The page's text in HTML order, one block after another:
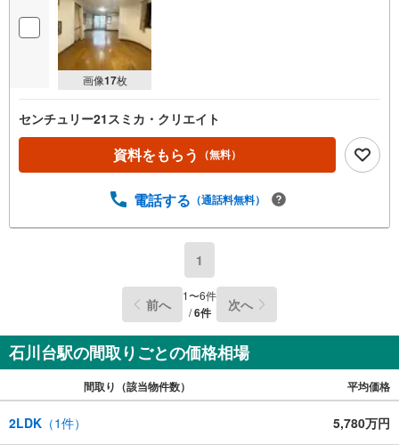
画像17枚
センチュリー21スミカ・クリエイト
資料をもらう （無料）
電話する （通話料無料）
1
前へ 1〜6件
/6件 次へ
石川台駅の間取りごとの価格相場
間取り（該当物件数） 平均価格
2LDK （1件） 5,780万円